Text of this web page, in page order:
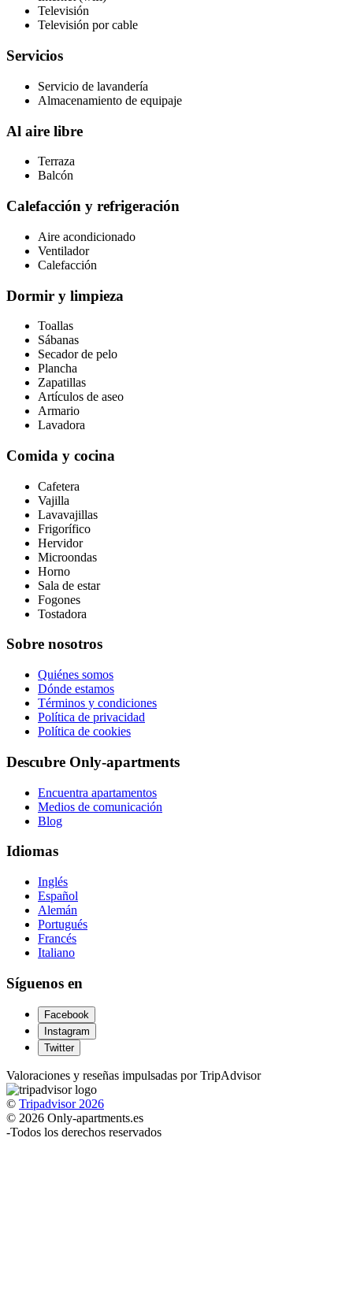
Televisión
Televisión por cable
Servicios
Servicio de lavandería
Almacenamiento de equipaje
Al aire libre
Terraza
Balcón
Calefacción y refrigeración
Aire acondicionado
Ventilador
Calefacción
Dormir y limpieza
Toallas
Sábanas
Secador de pelo
Plancha
Zapatillas
Artículos de aseo
Armario
Lavadora
Comida y cocina
Cafetera
Vajilla
Lavavajillas
Frigorífico
Hervidor
Microondas
Horno
Sala de estar
Fogones
Tostadora
Sobre nosotros
Quiénes somos
Dónde estamos
Términos y condiciones
Política de privacidad
Política de cookies
Descubre Only-apartments
Encuentra apartamentos
Medios de comunicación
Blog
Idiomas
Inglés
Español
Alemán
Portugués
Francés
Italiano
Síguenos en
Facebook
Instagram
Twitter
Valoraciones y reseñas impulsadas por TripAdvisor
© Tripadvisor 2026
© 2026 Only-apartments.es
-Todos los derechos reservados